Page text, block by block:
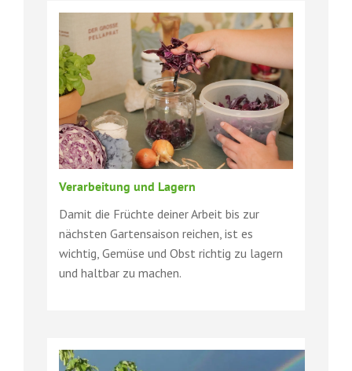
Verarbeitung und Lagern
Damit die Früchte deiner Arbeit bis zur
nächsten Gartensaison reichen, ist es
wichtig, Gemüse und Obst richtig zu lagern
und haltbar zu machen.